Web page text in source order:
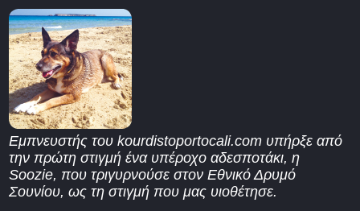
Εμπνευστής του kourdistoportocali.com υπήρξε από
την πρώτη στιγμή ένα υπέροχο αδεσποτάκι, η
Soozie, που τριγυρνούσε στον Εθνικό Δρυμό
Σουνίου, ως τη στιγμή που μας υιοθέτησε.